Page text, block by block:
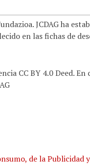
JCDAG ha
en las fichas de
CC BY 4.0 Deed.
de la Publicidad